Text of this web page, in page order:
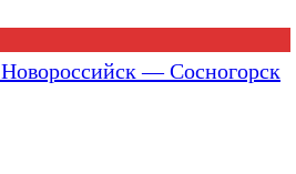
— Сосногорск